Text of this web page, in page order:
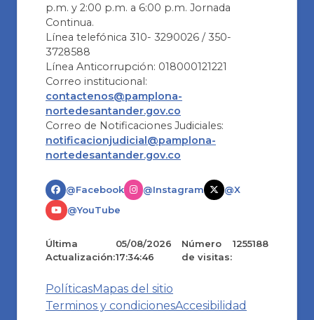
p.m. y 2:00 p.m. a 6:00 p.m. Jornada
Continua.
Línea telefónica 310- 3290026 / 350-
3728588
Línea Anticorrupción: 018000121221
Correo institucional:
contactenos@pamplona-
nortedesantander.gov.co
Correo de Notificaciones Judiciales:
notificacionjudicial@pamplona-
nortedesantander.gov.co
@Facebook @Instagram
@X
@YouTube
Última
Actualización:
05/08/2026
17:34:46
Número
de visitas:
1255188
PolíticasMapas del sitio
Terminos y condicionesAccesibilidad